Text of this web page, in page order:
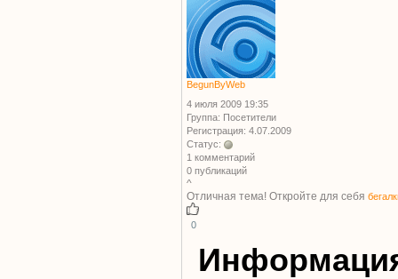
BegunByWeb
4 июля 2009 19:35
Группа: Посетители
Регистрация: 4.07.2009
Статус:
1 комментарий
0 публикаций
^
Отличная тема! Откройте для себя
0